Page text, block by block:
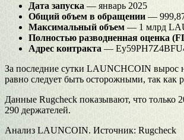
Дата запуска — январь 2025
Общий объем в обращении —
Максимальный объем — 1 млрд
Полностью разводненная оценка
Адрес контракта —
За последние сутки LAUNCHCOIN вырос
равно следует быть осторожными, так как
Данные Rugcheck показывают, что только
290 держателей.
Анализ LAUNCOIN. Источник: Rugcheck